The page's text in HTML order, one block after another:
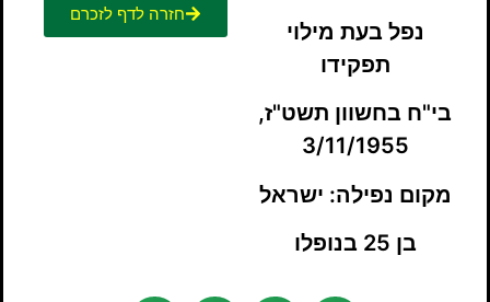
נפלבעת מילוי
תפקידו
בי"ח בחשוון תשט"ז,
3/11/1955
מקום נפילה: ישראל
בן 25 בנופלו
חזרה לדף לזכרם